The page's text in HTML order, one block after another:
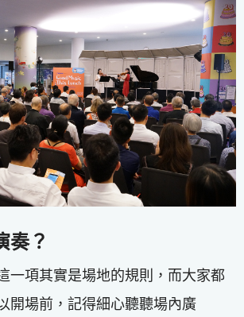
奏？
一項其實是場地的規則，而大家都
開場前，記得細心聽聽場內廣